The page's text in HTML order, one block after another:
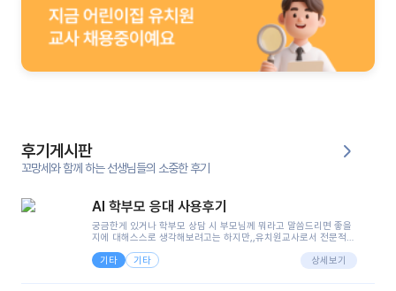
후기게시판
꼬망세와 함께 하는 선생님들의 소중한 후기
AI 학부모 응대 사용후기
궁금한게 있거나 학부모 상담 시 부모님께 뭐라고 말씀드리면 좋을
지에 대해스스로 생각해보려고는 하지만,,유치원교사로서 전문적인
려니 어려울때가...^^(저만 그런거 아니죠 ㅜㅜ)꼬망봇의 장점은 지
피티나 제미나이는 몇세이고 여자인지 남자인지 등그래도 좀 기본
정보를 제공하면서 물어봐야할 때가 있어그때마다 정보를 입력하는
기타 기타 상세보기